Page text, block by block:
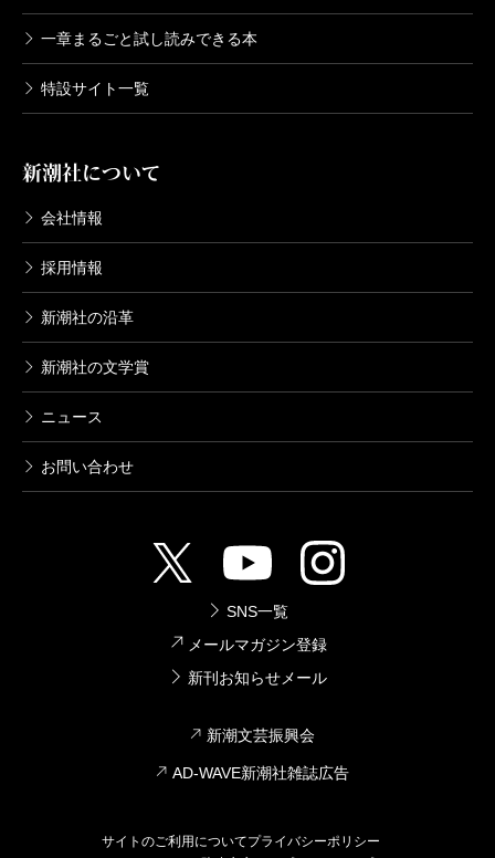
られる秀作と評価し得よう。尖閣諸島の領有をはじめ
として中国とのあいだに争いが絶えぬ今だからこそ、
る。
（ほんごう・かずと 東京大学史料編纂所教授）
一章まるごと試し読みできる本
特設サイト一覧
新潮社について
会社情報
採用情報
新潮社の沿革
新潮社の文学賞
ニュース
お問い合わせ
SNS一覧
メールマガジン登録
新刊お知らせメール
新潮文芸振興会
AD-WAVE新潮社雑誌広告
サイトのご利用についてプライバシーポリシー